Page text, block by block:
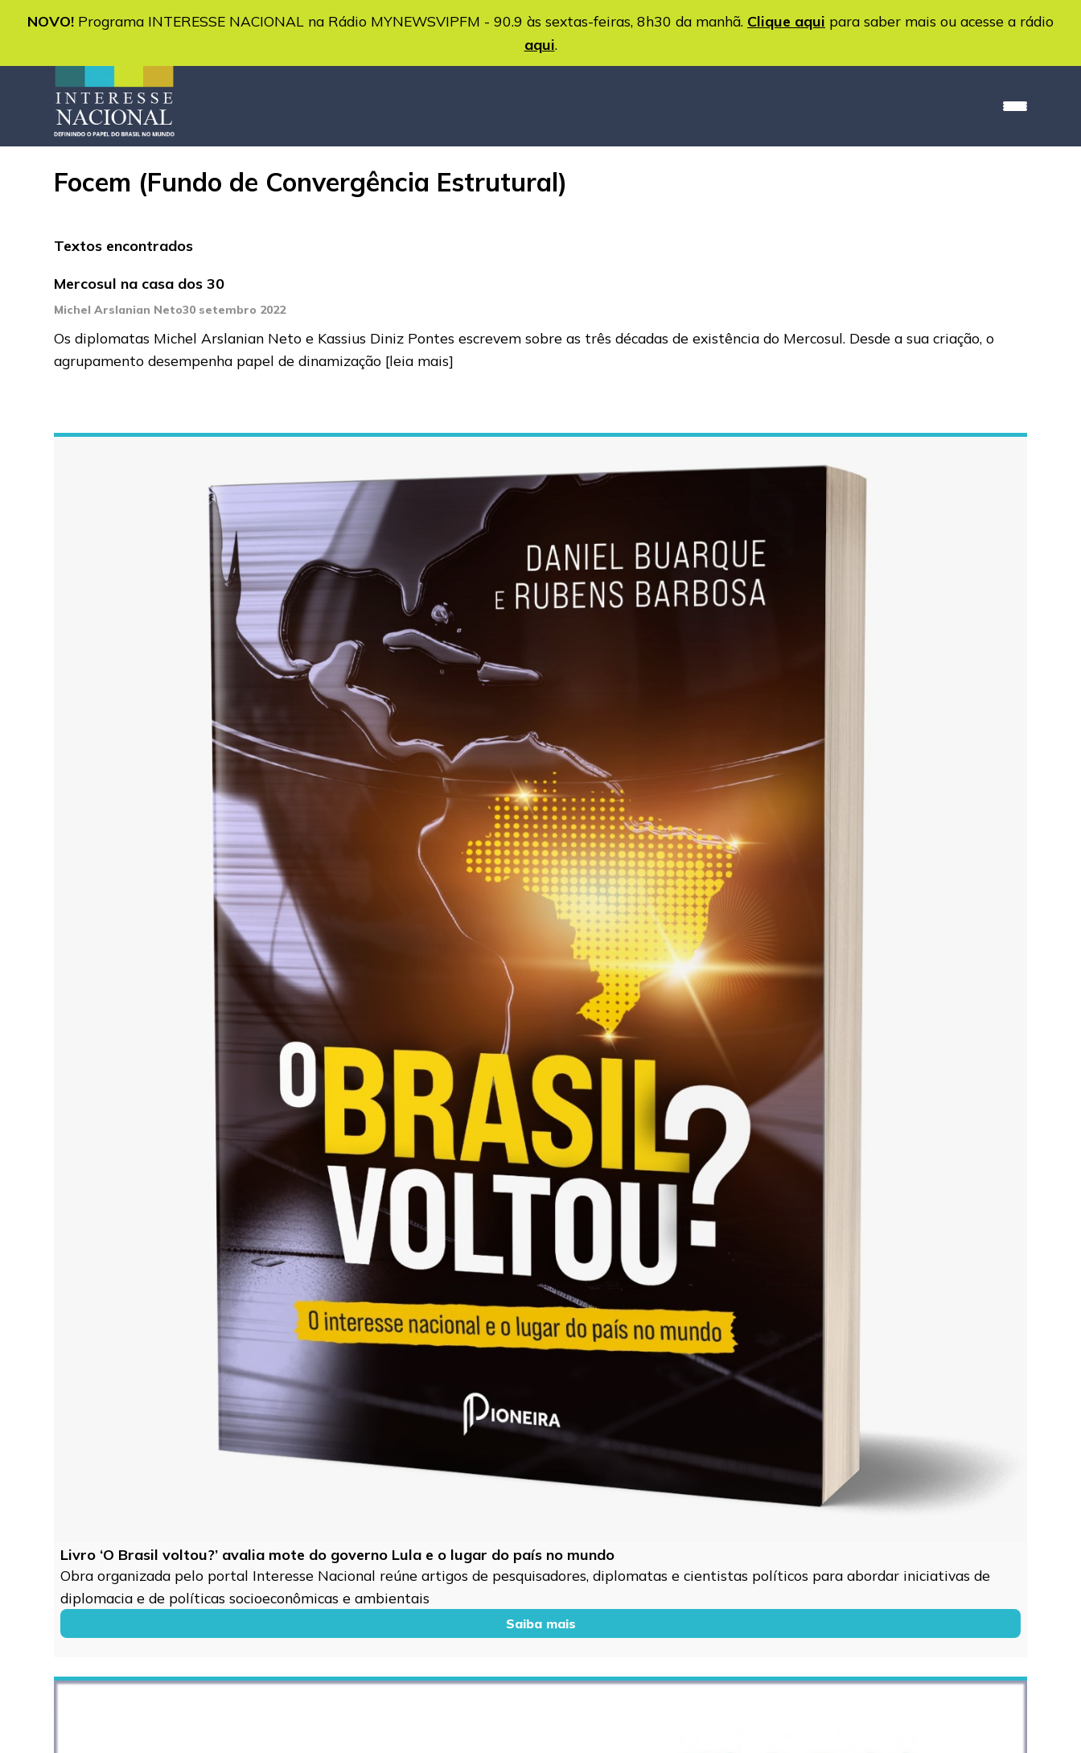
NOVO! Programa INTERESSE NACIONAL na Rádio MYNEWSVIPFM - 90.9 às sextas-feiras, 8h30 da manhã. Clique aqui para saber mais ou acesse a rádio
aqui.
Focem (Fundo de Convergência Estrutural)
Textos encontrados
Mercosul na casa dos 30
Michel Arslanian Neto30 setembro 2022
Os diplomatas Michel Arslanian Neto e Kassius Diniz Pontes escrevem sobre as três décadas de existência do Mercosul. Desde a sua criação, o
agrupamento desempenha papel de dinamização [leia mais]
Livro ‘O Brasil voltou?’ avalia mote do governo Lula e o lugar do país no mundo
Obra organizada pelo portal Interesse Nacional reúne artigos de pesquisadores, diplomatas e cientistas políticos para abordar iniciativas de
diplomacia e de políticas socioeconômicas e ambientais
Saiba mais